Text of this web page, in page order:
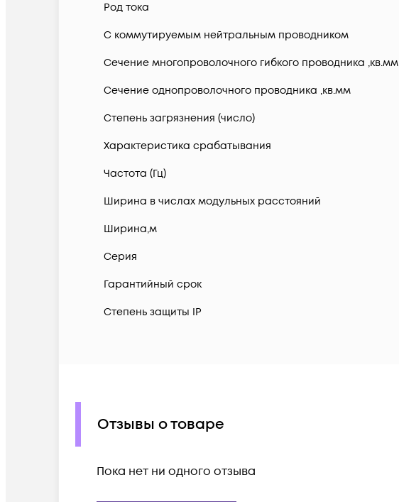
Род тока
С коммутируемым нейтральным проводником
Сечение многопроволочного гибкого проводника ,кв.мм
Сечение однопроволочного проводника ,кв.мм
Степень загрязнения (число)
Характеристика срабатывания
Частота (Гц)
Ширина в числах модульных расстояний
Ширина,м
Серия
Гарантийный срок
Степень защиты IP
Отзывы о товаре
Пока нет ни одного отзыва